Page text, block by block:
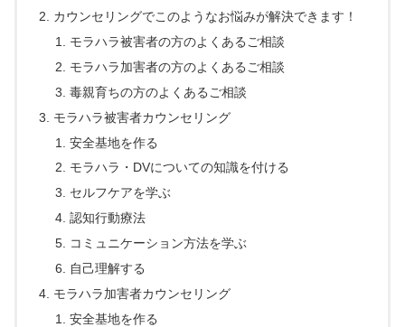
カウンセリングでこのようなお悩みが解決できます！
モラハラ被害者の方のよくあるご相談
モラハラ加害者の方のよくあるご相談
毒親育ちの方のよくあるご相談
モラハラ被害者カウンセリング
安全基地を作る
モラハラ・DVについての知識を付ける
セルフケアを学ぶ
認知行動療法
コミュニケーション方法を学ぶ
自己理解する
モラハラ加害者カウンセリング
安全基地を作る